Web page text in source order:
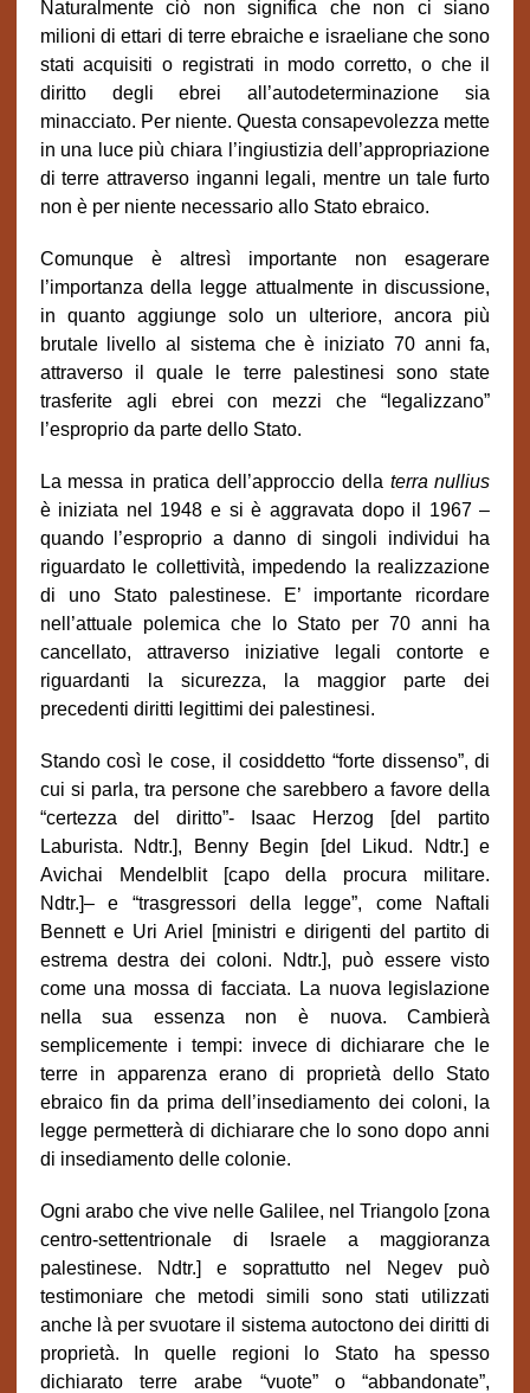
Naturalmente ciò non significa che non ci siano
milioni di ettari di terre ebraiche e israeliane che sono
stati acquisiti o registrati in modo corretto, o che il
diritto degli ebrei all’autodeterminazione sia
minacciato. Per niente. Questa consapevolezza mette
in una luce più chiara l’ingiustizia dell’appropriazione
di terre attraverso inganni legali, mentre un tale furto
non è per niente necessario allo Stato ebraico.
Comunque è altresì importante non esagerare
l’importanza della legge attualmente in discussione,
in quanto aggiunge solo un ulteriore, ancora più
brutale livello al sistema che è iniziato 70 anni fa,
attraverso il quale le terre palestinesi sono state
trasferite agli ebrei con mezzi che “legalizzano”
l’esproprio da parte dello Stato.
La messa in pratica dell’approccio della terra nullius
è iniziata nel 1948 e si è aggravata dopo il 1967 –
quando l’esproprio a danno di singoli individui ha
riguardato le collettività, impedendo la realizzazione
di uno Stato palestinese. E’ importante ricordare
nell’attuale polemica che lo Stato per 70 anni ha
cancellato, attraverso iniziative legali contorte e
riguardanti la sicurezza, la maggior parte dei
precedenti diritti legittimi dei palestinesi.
Stando così le cose, il cosiddetto “forte dissenso”, di
cui si parla, tra persone che sarebbero a favore della
“certezza del diritto”- Isaac Herzog [del partito
Laburista. Ndtr.], Benny Begin [del Likud. Ndtr.] e
Avichai Mendelblit [capo della procura militare.
Ndtr.]– e “trasgressori della legge”, come Naftali
Bennett e Uri Ariel [ministri e dirigenti del partito di
estrema destra dei coloni. Ndtr.], può essere visto
come una mossa di facciata. La nuova legislazione
nella sua essenza non è nuova. Cambierà
semplicemente i tempi: invece di dichiarare che le
terre in apparenza erano di proprietà dello Stato
ebraico fin da prima dell’insediamento dei coloni, la
legge permetterà di dichiarare che lo sono dopo anni
di insediamento delle colonie.
Ogni arabo che vive nelle Galilee, nel Triangolo [zona
centro-settentrionale di Israele a maggioranza
palestinese. Ndtr.] e soprattutto nel Negev può
testimoniare che metodi simili sono stati utilizzati
anche là per svuotare il sistema autoctono dei diritti di
proprietà. In quelle regioni lo Stato ha spesso
dichiarato terre arabe “vuote” o “abbandonate”,